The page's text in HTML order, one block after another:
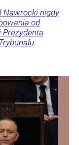
Nawrocki nigdy
od